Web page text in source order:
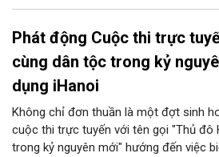
Phát động Cuộc thi trực
cùng dân tộc trong kỷ
dụng iHanoi
Không chỉ đơn thuần là một đợt sinh
cuộc thi trực tuyến với tên gọi "Thủ đô
trong kỷ nguyên mới" hướng đến việc